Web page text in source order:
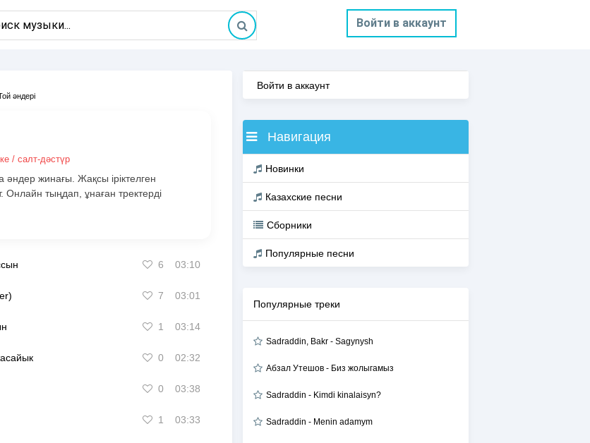
Войти в аккаунт
әндері
/ салт-дәстүр
жинағы. Жақсы іріктелген
Онлайн тыңдап, ұнаған тректерді
6 03:10
7 03:01
1 03:14
0 02:32
0 03:38
1 03:33
Войти в аккаунт
Навигация
Новинки
Казахские песни
Сборники
Популярные песни
Популярные треки
Sadraddin, Bakr - Sagynysh
Абзал Утешов - Биз жолыгамыз
Sadraddin - Kimdi kinalaisyn?
Sadraddin - Menin adamym